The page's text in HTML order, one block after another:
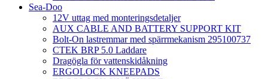
Sea-Doo
12V uttag med monteringsdetaljer
AUX CABLE AND BATTERY SUPPORT KIT
Bolt-On lastremmar med spärrmekanism 295100737
CTEK BRP 5.0 Laddare
Dragögla för vattenskidåkning
ERGOLOCK KNEEPADS